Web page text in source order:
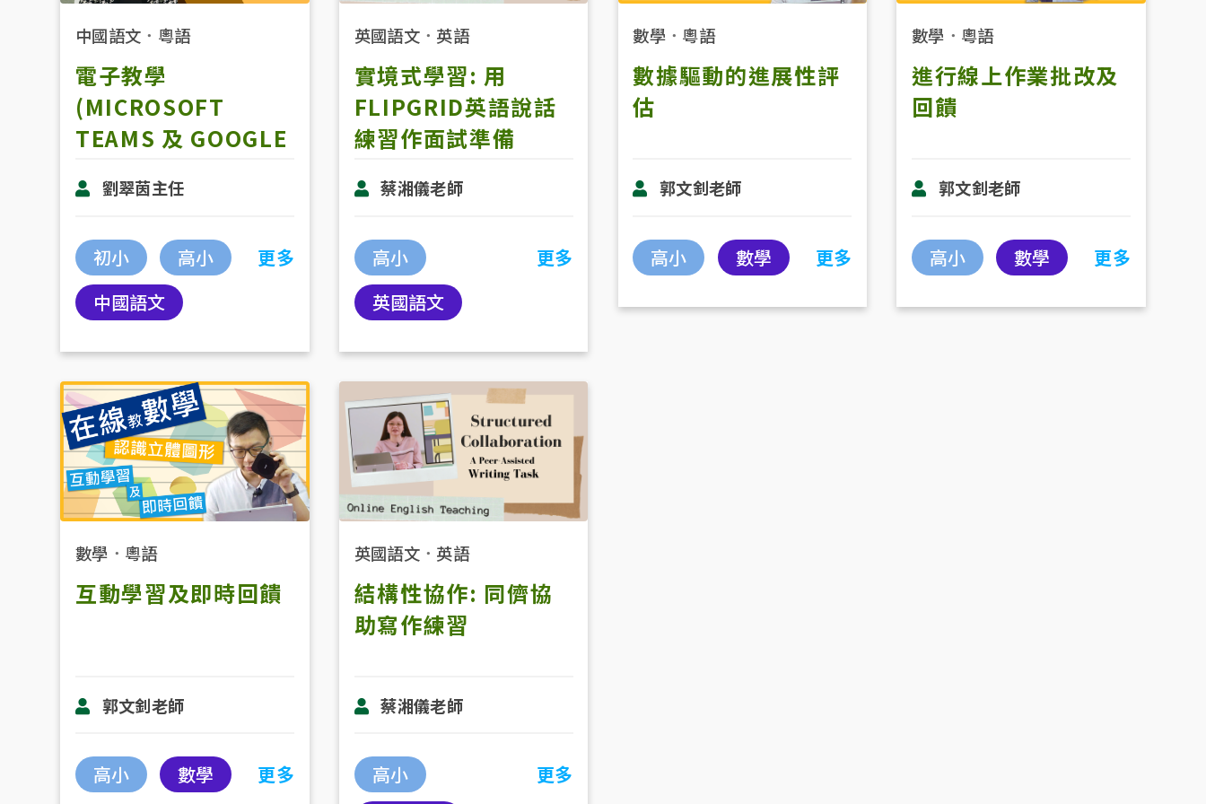
中國語文 ． 粵語
電子教學
(MICROSOFT
TEAMS 及 GOOGLE
劉翠茵主任
初小
高小
中國語文
更多
英國語文． 英語
實境式學習: 用
FLIPGRID英語說話
練習作面試準備
蔡湘儀老師
高小
英國語文
更多
數學． 粵語
數據驅動的進展性評
估
郭文釗老師
高小 數學 更多
數學 ． 粵語
進行線上作業批改及
回饋
郭文釗老師
高小 數學 更多
數學 ． 粵語
互動學習及即時回饋
郭文釗老師
高小 數學 更多
英國語文． 英語
結構性協作: 同儕協
助寫作練習
蔡湘儀老師
高小 更多